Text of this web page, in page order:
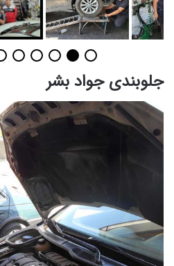
جلوبندی جواد بشر